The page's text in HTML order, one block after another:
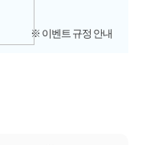
※ 이벤트 규정 안내